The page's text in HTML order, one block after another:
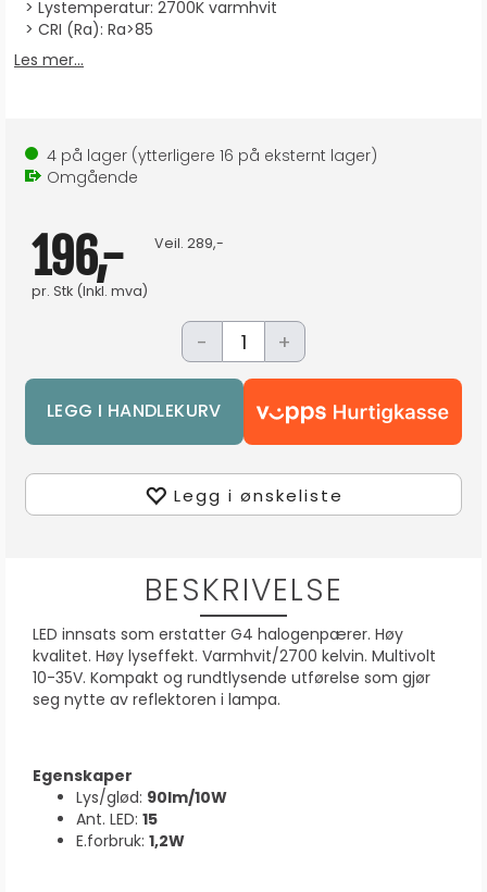
Lystemperatur: 2700K varmhvit
CRI (Ra): Ra>85
Les mer...
4 på lager (ytterligere 16 på eksternt lager)
Omgående
196,-
pr. Stk (Inkl. mva)
Veil. 289,-
- +
Legg i ønskeliste
BESKRIVELSE
LED innsats som erstatter G4 halogenpærer. Høy
kvalitet. Høy lyseffekt. Varmhvit/2700 kelvin. Multivolt
10-35V. Kompakt og rundtlysende utførelse som gjør
seg nytte av reflektoren i lampa.
Egenskaper
Lys/glød: 90lm/10W
Ant. LED: 15
E.forbruk: 1,2W